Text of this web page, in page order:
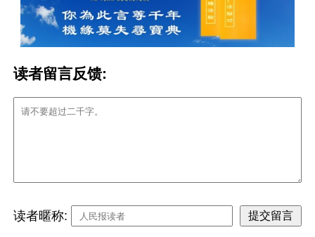
读者留言反馈:
读者暱称: